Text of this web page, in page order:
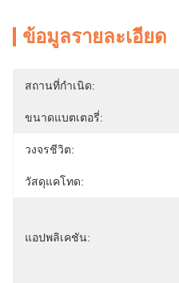
ข้อมูลรายละเอียด
สถานที่กำเนิด:
ขนาดแบตเตอรี่:
วงจรชีวิต:
วัสดุแคโทด:
แอปพลิเคชัน: